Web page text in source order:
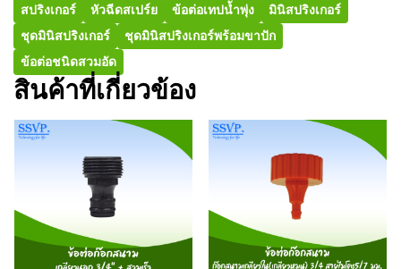
สปริงเกอร์
หัวฉีดสเปร์ย ข้อต่อเทปน้ำพุ่ง
มินิสปริงเกอร์
ชุดมินิสปริงเกอร์
ชุดมินิสปริงเกอร์พร้อมขาปัก
ข้อต่อชนิดสวมอัด
สินค้าที่เกี่ยวข้อง